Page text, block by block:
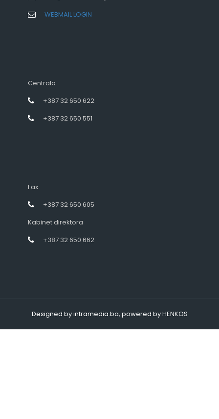
WEBMAIL LOGIN
Centrala
+387 32 650 622
+387 32 650 551
Fax
+387 32 650 605
Kabinet direktora
+387 32 650 662
Designed by intramedia.ba, powered by HENKOS